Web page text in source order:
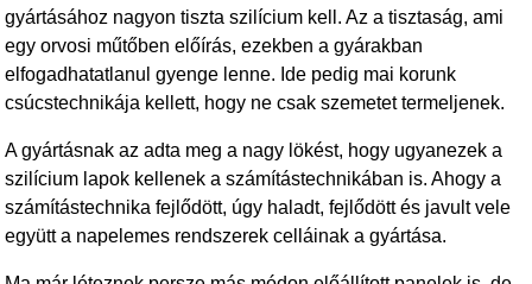
gyártásához nagyon tiszta szilícium kell. Az a tisztaság, ami
egy orvosi műtőben előírás, ezekben a gyárakban
elfogadhatatlanul gyenge lenne. Ide pedig mai korunk
csúcstechnikája kellett, hogy ne csak szemetet termeljenek.
A gyártásnak az adta meg a nagy lökést, hogy ugyanezek a
szilícium lapok kellenek a számítástechnikában is. Ahogy a
számítástechnika fejlődött, úgy haladt, fejlődött és javult vele
együtt a napelemes rendszerek celláinak a gyártása.